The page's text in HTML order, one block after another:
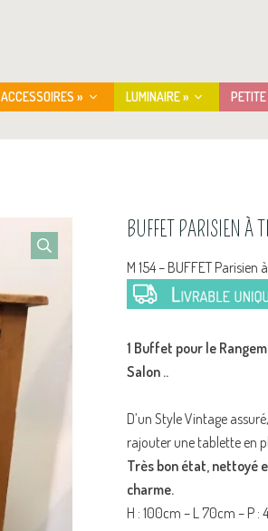
ACCESSOIRES » LUMINAIRE »
BUFFET PARISIEN À
M 154 – BUFFET Parisien
1 Buffet pour le
Salon ..
D’un Style Vintage
rajouter une tablette en
Très bon état, nettoyé
charme.
H : 100cm – L 70cm – P :